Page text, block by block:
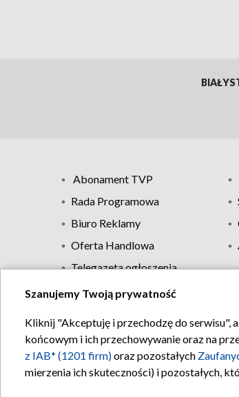
Abonament TVP
Rada Programowa
Biuro Reklamy
Oferta Handlowa
Telegazeta ogłoszenia
Szanujemy Twoją prywatność
Kliknij "Akceptuję i przechodzę do serwisu",
końcowym i ich przechowywanie oraz na
z IAB* (1201 firm)oraz pozostałych
mierzenia ich skuteczności) i pozostałych,